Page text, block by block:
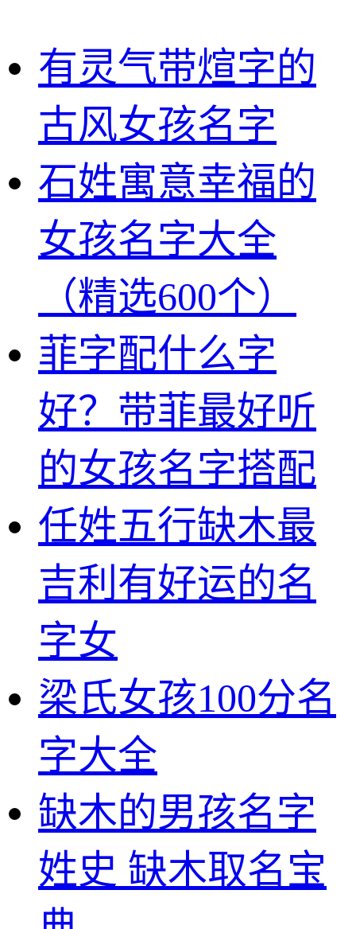
有灵气带煊字的
古风女孩名字
石姓寓意幸福的
女孩名字大全
（精选600个）
菲字配什么字
好？带菲最好听
的女孩名字搭配
任姓五行缺木最
吉利有好运的名
字女
梁氏女孩100分名
字大全
缺木的男孩名字
姓史 缺木取名宝